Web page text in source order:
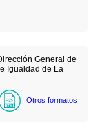
General de
Igualdad de La
Otros formatos